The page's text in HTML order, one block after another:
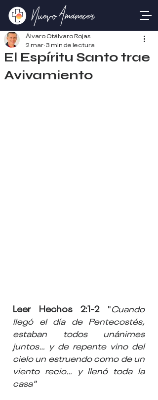
El Espíritu Santo trae
Avivamiento
Álvaro Otálvaro Rojas
2 mar 3 min de lectura
Leer Hechos 2:1-2 "Cuando
llegó el día de Pentecostés,
estaban todos unánimes
juntos… y de repente vino del
cielo un estruendo como de un
viento recio… y llenó toda la
casa"